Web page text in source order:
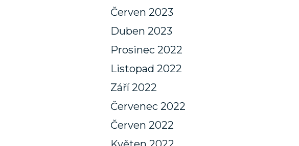
Červen 2023
Duben 2023
Prosinec 2022
Listopad 2022
Září 2022
Červenec 2022
Červen 2022